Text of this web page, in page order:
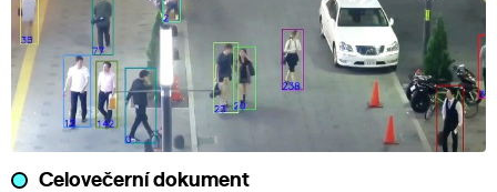
Celovečerní dokument